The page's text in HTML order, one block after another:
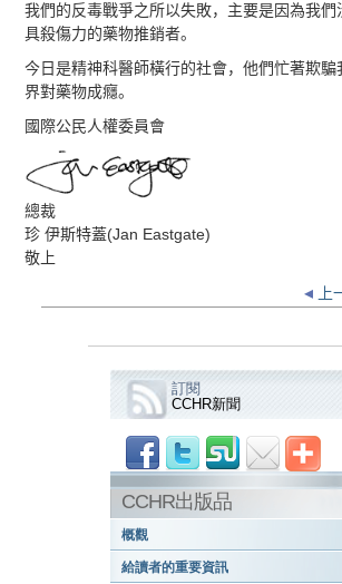
我們的反毒戰爭之所以失敗，主要是因為我
具殺傷力的藥物推銷者。
今日是精神科醫師橫行的社會，他們忙著欺
界對藥物成癮。
國際公民人權委員會
總裁
珍 伊斯特蓋(Jan Eastgate)
敬上
上
訂閱
CCHR新聞
CCHR出版品
概觀
給讀者的重要資訊